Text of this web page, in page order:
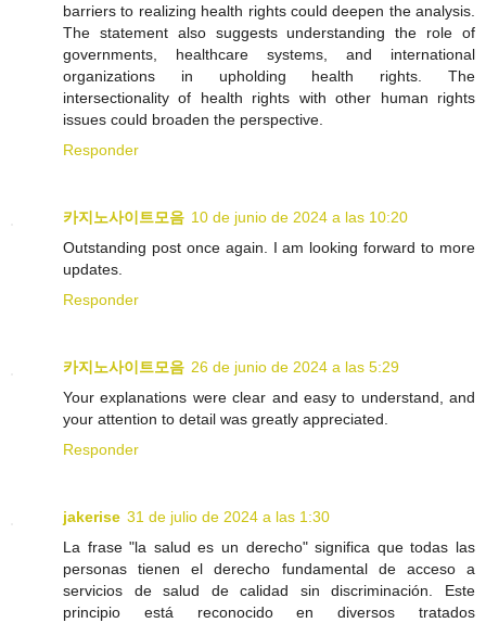
barriers to realizing health rights could deepen the analysis.
The statement also suggests understanding the role of
governments, healthcare systems, and international
organizations in upholding health rights. The
intersectionality of health rights with other human rights
issues could broaden the perspective.
Responder
카지노사이트모음 10 de junio de 2024 a las 10:20
Outstanding post once again. I am looking forward to more
updates.
Responder
카지노사이트모음 26 de junio de 2024 a las 5:29
Your explanations were clear and easy to understand, and
your attention to detail was greatly appreciated.
Responder
jakerise 31 de julio de 2024 a las 1:30
La frase "la salud es un derecho" significa que todas las
personas tienen el derecho fundamental de acceso a
servicios de salud de calidad sin discriminación. Este
principio está reconocido en diversos tratados